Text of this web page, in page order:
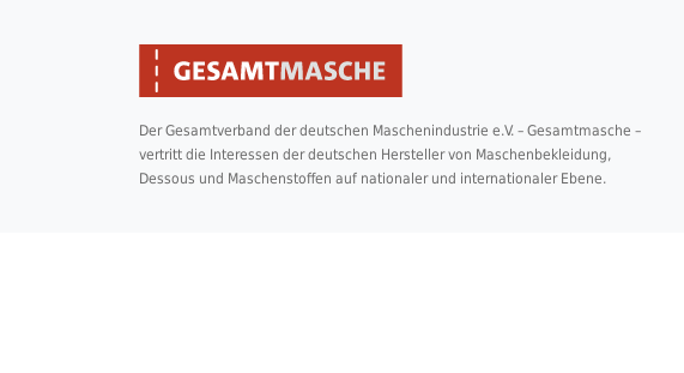
Der Gesamtverband der deutschen Maschenindustrie e.V. – Gesamtmasche –
vertritt die Interessen der deutschen Hersteller von Maschenbekleidung,
Dessous und Maschenstoffen auf nationaler und internationaler Ebene.